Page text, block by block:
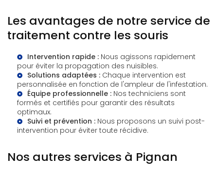
Les avantages de notre service de
traitement contre les souris
Intervention rapide : Nous agissons rapidement
pour éviter la propagation des nuisibles.
Solutions adaptées : Chaque intervention est
personnalisée en fonction de l'ampleur de l'infestation.
Équipe professionnelle : Nos techniciens sont
formés et certifiés pour garantir des résultats
optimaux.
Suivi et prévention : Nous proposons un suivi post-
intervention pour éviter toute récidive.
Nos autres services à Pignan